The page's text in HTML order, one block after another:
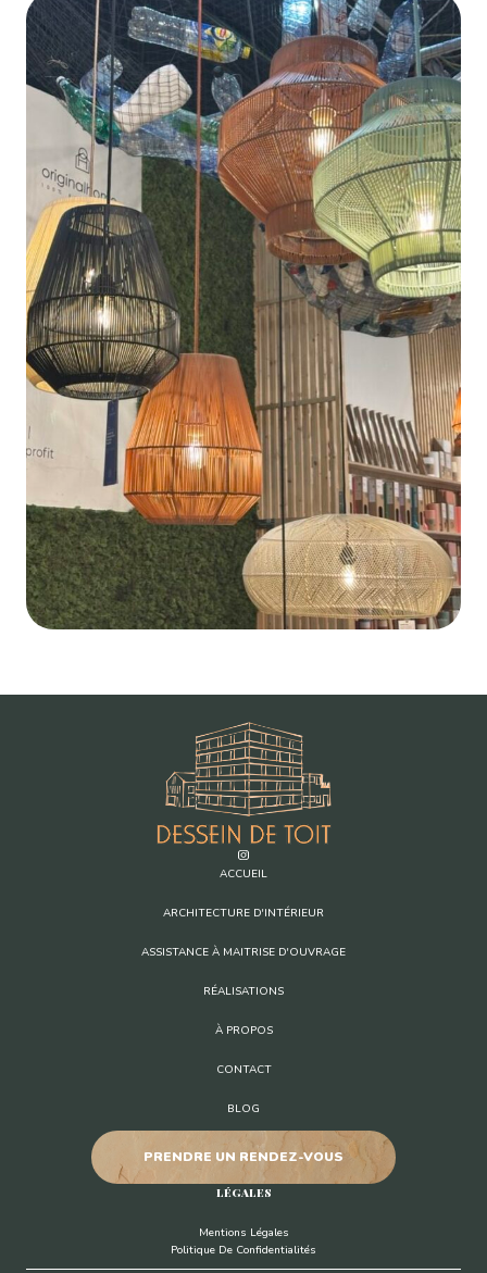
ACCUEIL
ARCHITECTURE D'INTÉRIEUR
ASSISTANCE À MAITRISE D'OUVRAGE
RÉALISATIONS
À PROPOS
CONTACT
BLOG
PRENDRE UN RENDEZ-VOUS
LÉGALES
Mentions Légales
Politique De Confidentialités